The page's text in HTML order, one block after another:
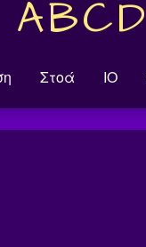
ABCD
Στοά IO